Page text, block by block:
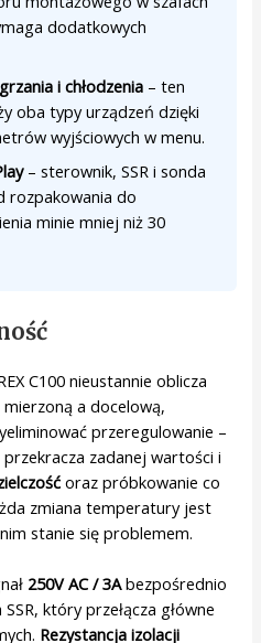
dodatkowych
i chłodzenia – ten
oba typy urządzeń dzięki
wyjściowych w menu.
– sterownik, SSR i sonda
rozpakowania do
minie mniej niż 30
C100 nieustannie oblicza
a docelową,
przeregulowanie –
zadanej wartości i
oraz próbkowanie co
zmiana temperatury jest
stanie się problemem.
250V AC / 3Abezpośrednio
który przełącza główne
Rezystancja izolacji